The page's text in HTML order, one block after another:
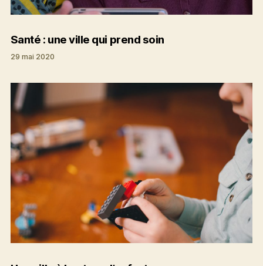
Santé : une ville qui prend soin
29 mai 2020